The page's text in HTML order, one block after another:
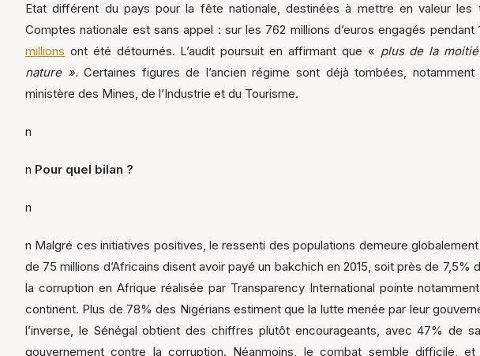
Etat différent du pays pour la fête nationale, destinées à mettre en valeur les
Comptes nationale est sans appel : sur les 762 millions d’euros engagés
millions ont été détournés. L’audit poursuit en affirmant que « plus de la
nature ».Certaines figures de l’ancien régime sont déjà tombées,
ministère des Mines, de l’Industrie et du Tourisme.
n
n Pour quel bilan ?
n
n Malgré ces initiatives positives, le ressenti des populations demeure
de 75 millions d’Africains disent avoir payé un bakchich en 2015, soit près de 7,5%
la corruption en Afrique réalisée par Transparency International pointe
continent. Plus de 78% des Nigérians estiment que la lutte menée par leur
l’inverse, le Sénégal obtient des chiffres plutôt encourageants, avec 47% de
gouvernement contre la corruption. Néanmoins, le combat semble difficile,